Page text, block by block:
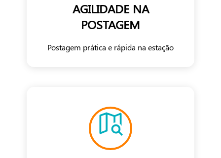
AGILIDADE NA
POSTAGEM
Postagem prática e rápida na estação